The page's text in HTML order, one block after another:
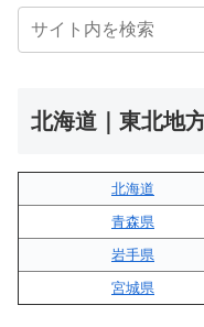
北海道｜東北地
北海道
青森県
岩手県
宮城県